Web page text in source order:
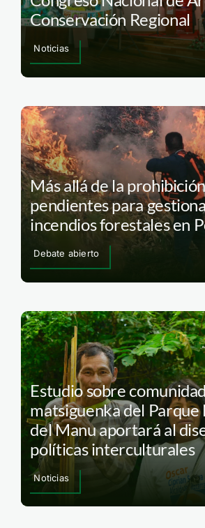
Conservación Regional
Noticias
Más allá de la
pendientes para
incendios forestales en
Debate abierto
Estudio sobre
matsiguenka del Parque
del Manu aportará al
políticas interculturales
Noticias